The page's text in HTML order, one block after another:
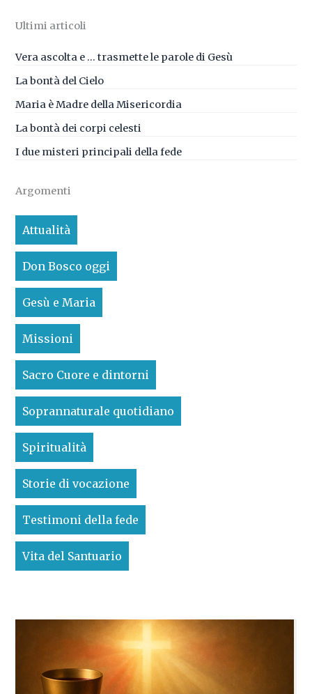
Ultimi articoli
Vera ascolta e … trasmette le parole di Gesù
La bontà del Cielo
Maria è Madre della Misericordia
La bontà dei corpi celesti
I due misteri principali della fede
Argomenti
Attualità
Don Bosco oggi
Gesù e Maria
Missioni
Sacro Cuore e dintorni
Soprannaturale quotidiano
Spiritualità
Storie di vocazione
Testimoni della fede
Vita del Santuario